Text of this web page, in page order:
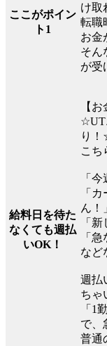
ここがポイン
ト1
け取
転職
お金
そん
が受
給料日を待た
なくても週払
いOK！
【
☆UT
り
こち
「
「
ん！
「
「
など
週払
ちゃ
「1
で、
普通